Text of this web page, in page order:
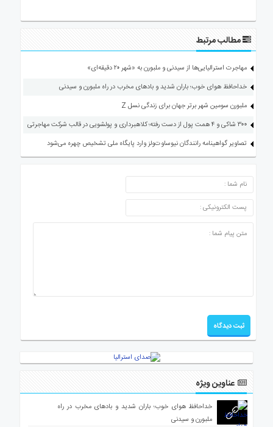
مطالب مرتبط
مهاجرت استرالیایی‌ها از سیدنی و ملبورن به «شهر ۲۰ دقیقه‌ای»
خداحافظ هوای خوب؛ باران شدید و بادهای مخرب در راه ملبورن و سیدنی
ملبورن سومین شهر برتر جهان برای زندگی نسل Z
۳۰۰ شاکی و ۴ همت پول از دست رفته؛ کلاهبرداری و پولشویی در قالب شرکت مهاجرتی
تصاویر گواهینامه رانندگان نیوساوت‌ولز وارد پایگاه ملی تشخیص چهره می‌شود
ارسال دیدگاه
عناوین ویژه
خداحافظ هوای خوب؛ باران شدید و بادهای مخرب در راه
ملبورن و سیدنی